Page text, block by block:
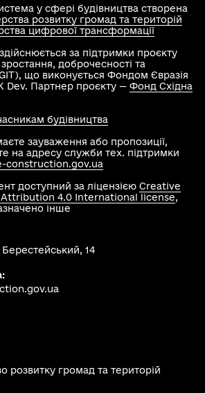
у сфері будівництва створена
розвитку громад та територій
цифрової трансформації
за підтримки проєкту
доброчесності та
що виконується Фондом Євразія
Dev. Партнер проєкту — Фонд Східна
зауваження або пропозиції,
на адресу служби тех. підтримки
construction.gov.ua
доступний за ліцензією Creative
4.0 International license,
інше
будівництва
Берестейський, 14
розвитку громад та територій